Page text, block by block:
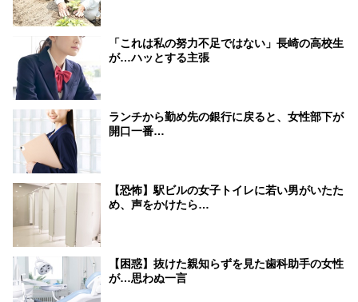
「これは私の努力不足ではない」長崎の高校生
が…ハッとする主張
ランチから勤め先の銀行に戻ると、女性部下が
開口一番…
【恐怖】駅ビルの女子トイレに若い男がいたた
め、声をかけたら…
【困惑】抜けた親知らずを見た歯科助手の女性
が…思わぬ一言